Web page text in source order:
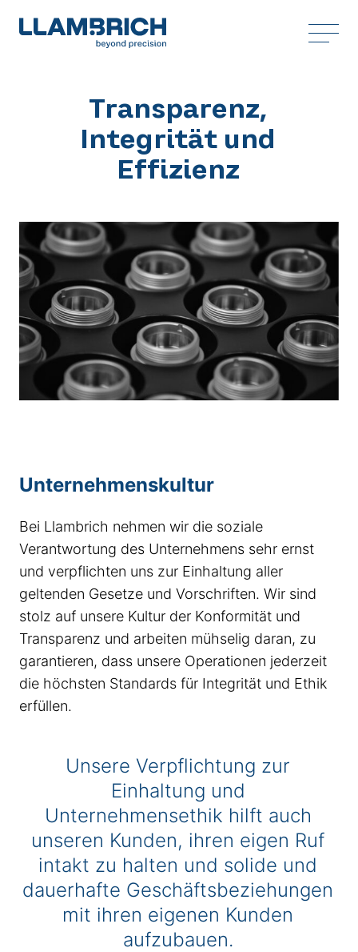
Transparenz,
Integrität und
Effizienz
Unternehmenskultur
Bei Llambrich nehmen wir die soziale
Verantwortung des Unternehmens sehr ernst
und verpflichten uns zur Einhaltung aller
geltenden Gesetze und Vorschriften. Wir sind
stolz auf unsere Kultur der Konformität und
Transparenz und arbeiten mühselig daran, zu
garantieren, dass unsere Operationen jederzeit
die höchsten Standards für Integrität und Ethik
erfüllen.
Unsere Verpflichtung zur
Einhaltung und
Unternehmensethik hilft auch
unseren Kunden, ihren eigen Ruf
intakt zu halten und solide und
dauerhafte Geschäftsbeziehungen
mit ihren eigenen Kunden
aufzubauen.